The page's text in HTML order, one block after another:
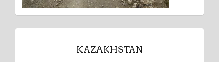
KAZAKHSTAN